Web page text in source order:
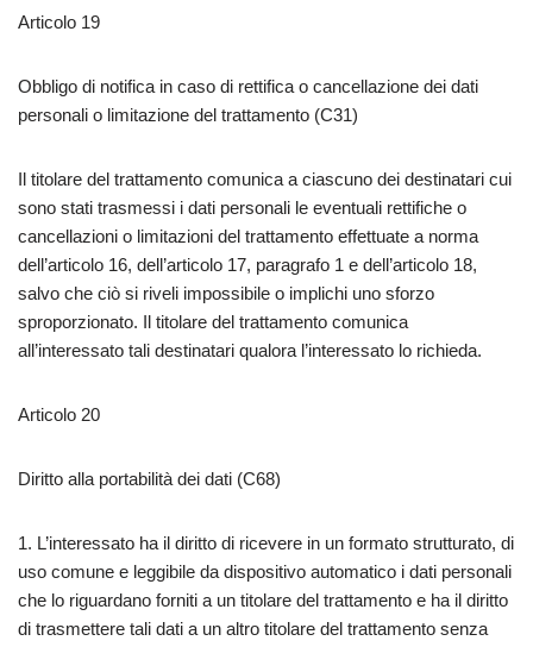
Articolo 19
Obbligo di notifica in caso di rettifica o cancellazione dei dati
personali o limitazione del trattamento (C31)
Il titolare del trattamento comunica a ciascuno dei destinatari cui
sono stati trasmessi i dati personali le eventuali rettifiche o
cancellazioni o limitazioni del trattamento effettuate a norma
dell’articolo 16, dell’articolo 17, paragrafo 1 e dell’articolo 18,
salvo che ciò si riveli impossibile o implichi uno sforzo
sproporzionato. Il titolare del trattamento comunica
all’interessato tali destinatari qualora l’interessato lo richieda.
Articolo 20
Diritto alla portabilità dei dati (C68)
1. L’interessato ha il diritto di ricevere in un formato strutturato, di
uso comune e leggibile da dispositivo automatico i dati personali
che lo riguardano forniti a un titolare del trattamento e ha il diritto
di trasmettere tali dati a un altro titolare del trattamento senza